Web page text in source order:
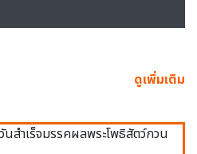
ดูเพิ่มเติม